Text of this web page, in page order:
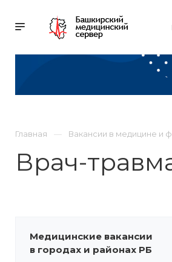
Главная Вакансии в медицине и
Врач-
Медицинские вакансии
в городах и районах РБ